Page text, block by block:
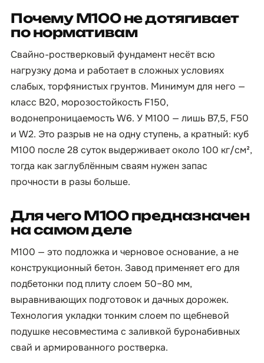
Почему М100 не дотягивает
по нормативам
Свайно-ростверковый фундамент несёт всю
нагрузку дома и работает в сложных условиях
слабых, торфянистых грунтов. Минимум для него —
класс B20, морозостойкость F150,
водонепроницаемость W6. У М100 — лишь B7,5, F50
и W2. Это разрыв не на одну ступень, а кратный: куб
М100 после 28 суток выдерживает около 100 кг/см²,
тогда как заглублённым сваям нужен запас
прочности в разы больше.
Для чего М100 предназначен
на самом деле
М100 — это подложка и черновое основание, а не
конструкционный бетон. Завод применяет его для
подбетонки под плиту слоем 50–80 мм,
выравнивающих подготовок и дачных дорожек.
Технология укладки тонким слоем по щебневой
подушке несовместима с заливкой буронабивных
свай и армированного ростверка.